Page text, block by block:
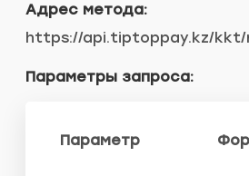
Адрес метода:
https://api.tiptoppay.kz/
Параметры запроса:
Параметр